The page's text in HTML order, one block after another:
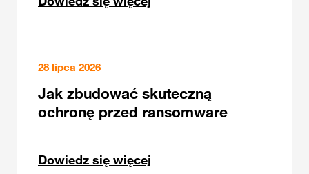
28 lipca 2026
Jak zbudować skuteczną
ochronę przed ransomware
Dowiedz się więcej